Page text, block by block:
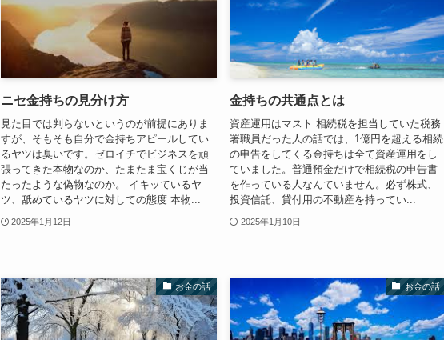
ニセ金持ちの見分け方
見た目では判らないというのが前提にありま
すが、そもそも自分で金持ちアピールしてい
るヤツは臭いです。ゼロイチでビジネスを頑
張ってきた本物なのか、たまたま宝くじが当
たったような偽物なのか。 イキッているヤ
ツ、舐めているヤツに対しての態度 本物...
2025年1月12日
金持ちの共通点とは
資産運用はマスト 相続税を担当していた税務
署職員だった人の話では、1億円を超える相続
の申告をしてくる金持ちは全て資産運用をし
ていました。普通預金だけで相続税の申告書
を作っている人なんていません。必ず株式、
投資信託、貸付用の不動産を持ってい...
2025年1月10日
お金の話 お金の話